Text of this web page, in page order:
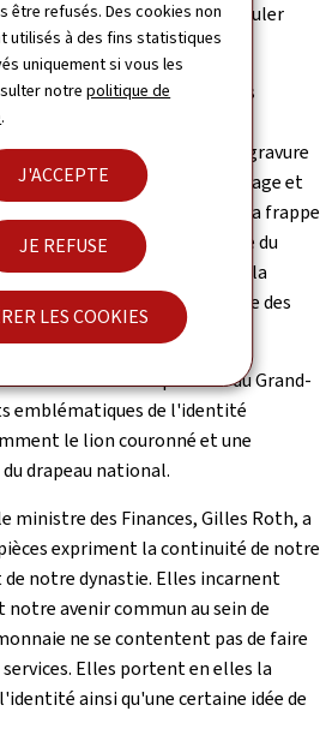
être refusés. Des cookies non
utilisés à des fins statistiques
uniquement si vous les
notrepolitique de
.
J'ACCEPTE
JE REFUSE
LES COOKIES
légal et continueront à circuler
pièces.
le Grand-Duc, le ministre des
la BCL ont découvert les
des pièces, depuis la gravure
de frappe jusqu'au monnayage et
cérémonie s'est achevée par la frappe
pièce de deux euros à l'effigie du
des collaborateurs de la
Chiara Principe, auteure des
associent le portrait du Grand-
emblématiques de l'identité
le lion couronné et une
drapeau national.
ministre des Finances, Gilles Roth, a
expriment la continuité de notre
notre dynastie. Elles incarnent
avenir commun au sein de
ne se contentent pas de faire
Elles portent en elles la
ainsi qu'une certaine idée de